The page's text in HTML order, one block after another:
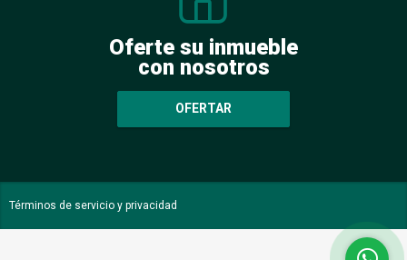
Oferte su inmueble
con nosotros
OFERTAR
Términos de servicio y privacidad